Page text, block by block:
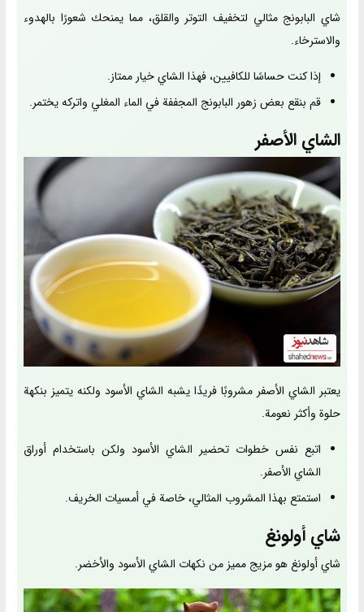
شاي البابونج مثالي لتخفيف التوتر والقلق، مما يمنحك شعورًا بالهدوء
والاسترخاء.
إذا كنت حساسًا للكافيين، فهذا الشاي خيار ممتاز.
قم بنقع بعض زهور البابونج المجففة في الماء المغلي واتركه يختمر.
الشاي الأصفر
يعتبر الشاي الأصفر مشروبًا فريدًا يشبه الشاي الأسود ولكنه يتميز بنكهة
حلوة وأكثر نعومة.
اتبع نفس خطوات تحضير الشاي الأسود ولكن باستخدام أوراق
الشاي الأصفر.
استمتع بهذا المشروب المثالي، خاصة في أمسيات الخريف.
شاي أولونغ
شاي أولونغ هو مزيج مميز من نكهات الشاي الأسود والأخضر.